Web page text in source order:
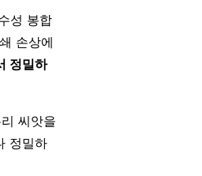
성 봉합
손상에
정밀하
씨앗을
정밀하